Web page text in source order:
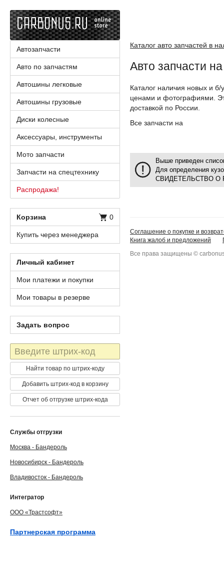
Каталог авто запчастей в
Авто запчасти на
Каталог наличия новых и б/
ценами и фотографиями.
доставкой по России.
Все запчасти на
Выше приведен
Для определения
СВИДЕТЕЛЬСТВО О
Автозапчасти
Авто по запчастям
Автошины легковые
Автошины грузовые
Диски колесные
Аксессуары, инструменты
Мото запчасти
Запчасти на спецтехнику
Распродажа!
Корзина 0
Купить через менеджера
Личный кабинет
Мои платежи и покупки
Мои товары в резерве
Задать вопрос
Штрих-
код
Найти товар по штрих-коду
Добавить штрих-код в корзину
Отчет об отгрузке штрих-кода
Службы отгрузки
Москва - Бандероль
Новосибирск - Бандероль
Владивосток - Бандероль
Интегратор
ООО «Трастсофт»
Партнерская программа
Соглашение о покупке и
Книга жалоб и предложений
Все права защищены ©